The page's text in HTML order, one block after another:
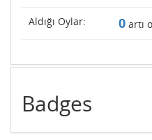
Aldığı Oylar: 0 artı
Badges